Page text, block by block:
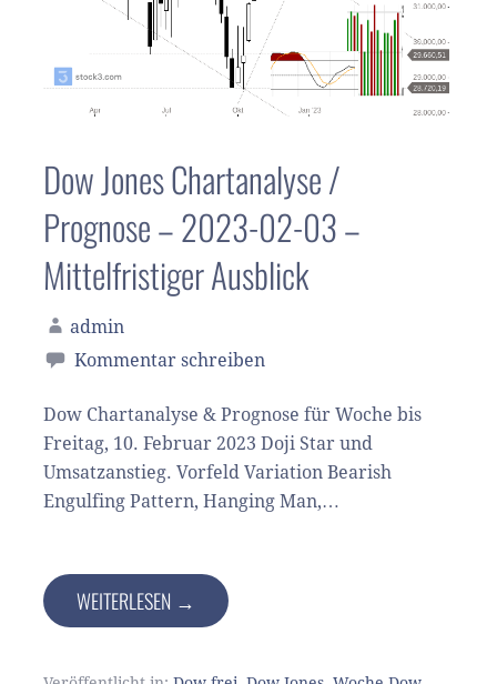
Dow Jones Chartanalyse /
Prognose – 2023-02-03 –
Mittelfristiger Ausblick
admin
Kommentar schreiben
Dow Chartanalyse & Prognose für Woche bis
Freitag, 10. Februar 2023 Doji Star und
Umsatzanstieg. Vorfeld Variation Bearish
Engulfing Pattern, Hanging Man,…
WEITERLESEN →